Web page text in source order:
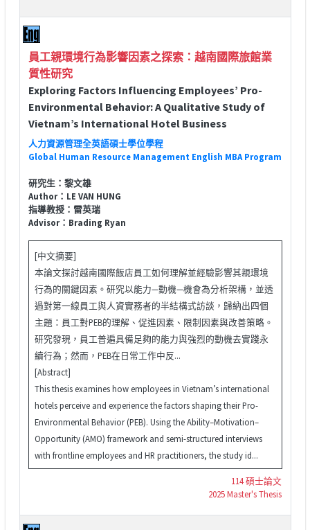
員工親環境行為影響因素之探索：越南國際旅館業
質性研究
Exploring Factors Influencing Employees’ Pro-
Environmental Behavior: A Qualitative Study of
Vietnam’s International Hotel Business
人力資源管理全英語碩士學位學程
Global Human Resource Management English MBA Program
研究生：黎文雄
Author：LE VAN HUNG
指導教授：雷英瑞
Advisor：Brading Ryan
[中文摘要]
本論文探討越南國際飯店員工如何理解並經驗影響其親環境
行為的關鍵因素。研究以能力—動機—機會為分析架構，並透
過對第一線員工與人資實務者的半結構式訪談，歸納出四個
主題：員工對PEB的理解、促進因素、限制因素與改善策略。
研究發現，員工普遍具備足夠的能力與強烈的動機去實踐永
續行為；然而，PEB在日常工作中反...
[Abstract]
This thesis examines how employees in Vietnam’s international
hotels perceive and experience the factors shaping their Pro-
Environmental Behavior (PEB). Using the Ability–Motivation–
Opportunity (AMO) framework and semi-structured interviews
with frontline employees and HR practitioners, the study id...
114 碩士論文
2025 Master's Thesis